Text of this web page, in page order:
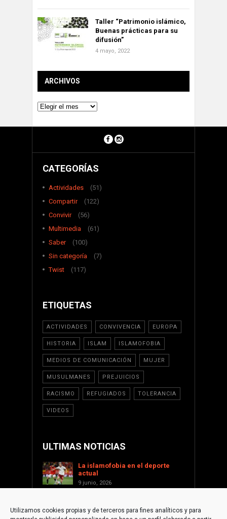
Utilizamos cookies propias y de terceros para fines analíticos y para
Taller “Patrimonio islámico,
Buenas prácticas para su
difusión”
4 mayo, 2022
ARCHIVOS
Archivos
CATEGORÍAS
Actividades
(51)
Compartir
(122)
Convivir
(56)
Multimedia
(61)
Saber
(100)
Sin categoría
(7)
Twist
(117)
ETIQUETAS
ACTIVIDADES CONVIVENCIA EUROPA
HISTORIA ISLAM ISLAMOFOBIA
MEDIOS DE COMUNICACIÓN MUJER
MUSULMANES PREJUICIOS
RACISMO REFUGIADOS TOLERANCIA
VIDEOS
ULTIMAS NOTICIAS
La islamofobia en el deporte
actual
9 junio, 2026
17 enero, 2026